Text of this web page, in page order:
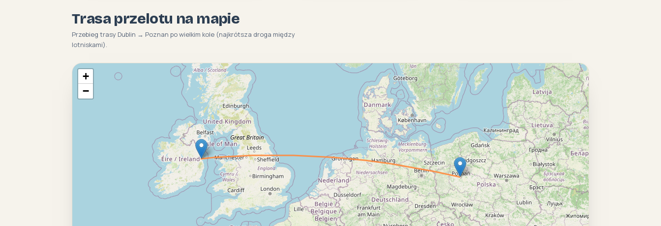
Trasa przelotu na mapie
Przebieg trasy Dublin → Poznan po wielkim kole (najkrótsza droga między
lotniskami).
+
−